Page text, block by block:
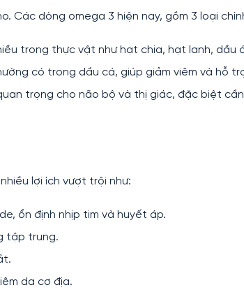
Các dòng omega 3 hiện nay, gồm 3 loại
trong thực vật như hạt chia, hạt lanh, dầu
có trong dầu cá, giúp giảm viêm và hỗ
trọng cho não bộ và thị giác, đặc biệt
lợi ích vượt trội như:
ổn định nhịp tim và huyết áp.
tập trung.
da cơ địa.